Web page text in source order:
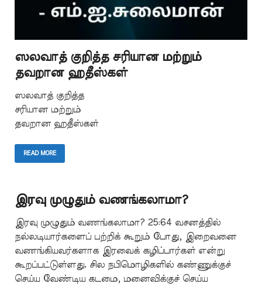
ஸலவாத் குறித்த சரியான மற்றும்
தவறான ஹதீஸ்கள்
ஸலவாத் குறித்த
சரியான மற்றும்
தவறான ஹதீஸ்கள்
READ MORE
இரவு முழுதும் வணங்கலாமா?
இரவு முழுதும் வணங்கலாமா? 25:64 வசனத்தில்
நல்லடியார்களைப் பற்றிக் கூறும் போது, இறைவனை
வணங்கியவர்களாக இரவைக் கழிப்பார்கள் என்று
கூறப்பட்டுள்ளது. சில நபிமொழிகளில் கண்ணுக்குச்
செய்ய வேண்டிய கடமை, மனைவிக்குச் செய்ய